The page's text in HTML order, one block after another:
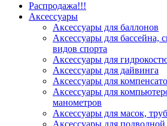
Распродажа!!!
Аксессуары
Аксессуары для баллонов
Аксессуары для бассейна,
видов спорта
Аксессуары для
Аксессуары для дайвинга
Аксессуары для
Аксессуары для
манометров
Аксессуары для масок,
Аксессуары для